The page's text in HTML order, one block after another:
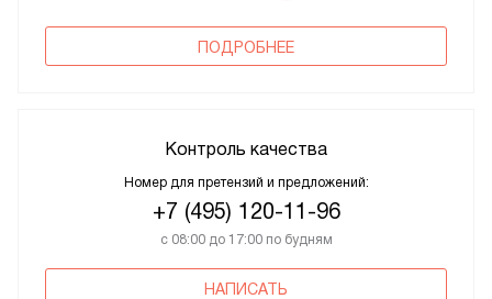
ПОДРОБНЕЕ
Контроль качества
Номер для претензий и предложений:
+7 (495) 120-11-96
с 08:00 до 17:00 по будням
НАПИСАТЬ